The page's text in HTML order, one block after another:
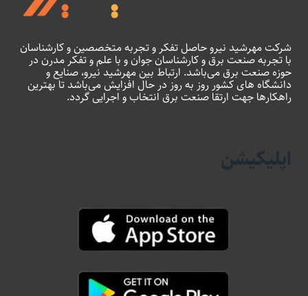
شرکت مهرشید نیرو حاصل تفکر و تجربه متخصصین و کارشناسان
با تجربه صنعت برق و کارشناسان جوان و با علم و تفکر مدرن در
حوزه صنعت برق می‌باشد. ارتباط بین مهرشید نیرو، صنایع و
دانشگاه های کشور روز به روز در حال افزایش می‌باشد تا بهترین
راهکارها جهت ارتقا صنعت برق انتخاب و اجرایی گردد.
اپلیکیشن